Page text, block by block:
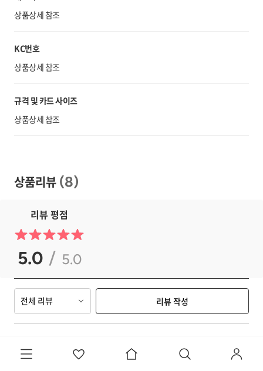
상품상세 참조
KC번호
상품상세 참조
규격 및 카드 사이즈
상품상세 참조
상품리뷰 (8)
리뷰 평점
5.0 / 5.0
전체 리뷰 리뷰 작성
hansol30610 2026. 5. 8